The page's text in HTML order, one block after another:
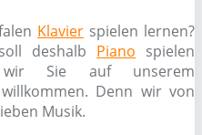
Klavier spielen lernen?
deshalb Piano spielen
Sie auf unserem
Denn wir von
Musik.